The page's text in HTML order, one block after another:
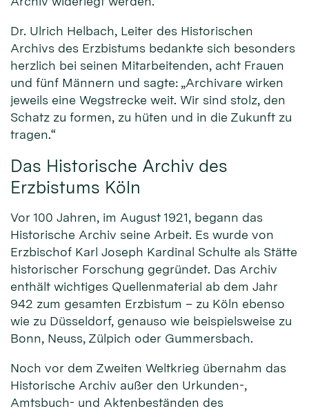
Dr. Ulrich Helbach, Leiter des Historischen
Archivs des Erzbistums bedankte sich besonders
herzlich bei seinen Mitarbeitenden, acht Frauen
und fünf Männern und sagte: „Archivare wirken
jeweils eine Wegstrecke weit. Wir sind stolz, den
Schatz zu formen, zu hüten und in die Zukunft zu
tragen.“
Das Historische Archiv des
Erzbistums Köln
Vor 100 Jahren, im August 1921, begann das
Historische Archiv seine Arbeit. Es wurde von
Erzbischof Karl Joseph Kardinal Schulte als Stätte
historischer Forschung gegründet. Das Archiv
enthält wichtiges Quellenmaterial ab dem Jahr
942 zum gesamten Erzbistum – zu Köln ebenso
wie zu Düsseldorf, genauso wie beispielsweise zu
Bonn, Neuss, Zülpich oder Gummersbach.
Noch vor dem Zweiten Weltkrieg übernahm das
Historische Archiv außer den Urkunden-,
Amtsbuch- und Aktenbeständen des